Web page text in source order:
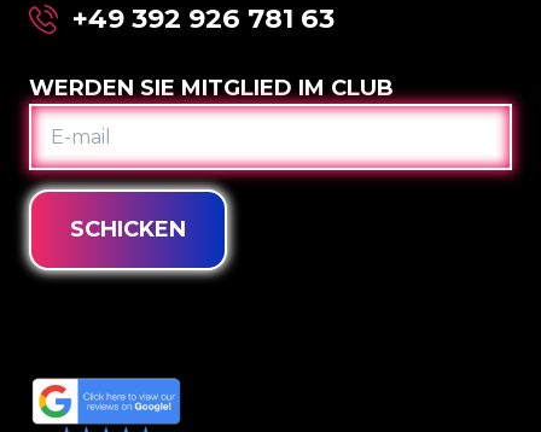
+49 392 926 781 63
WERDEN SIE MITGLIED IM CLUB
E-
MAIL
SCHICKEN